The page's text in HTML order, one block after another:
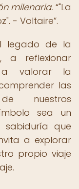
milenaria. "La
- Voltaire .
legado de la
a reflexionar
valorar la
las
nuestros
sea un
sabiduría que
a explorar
propio viaje